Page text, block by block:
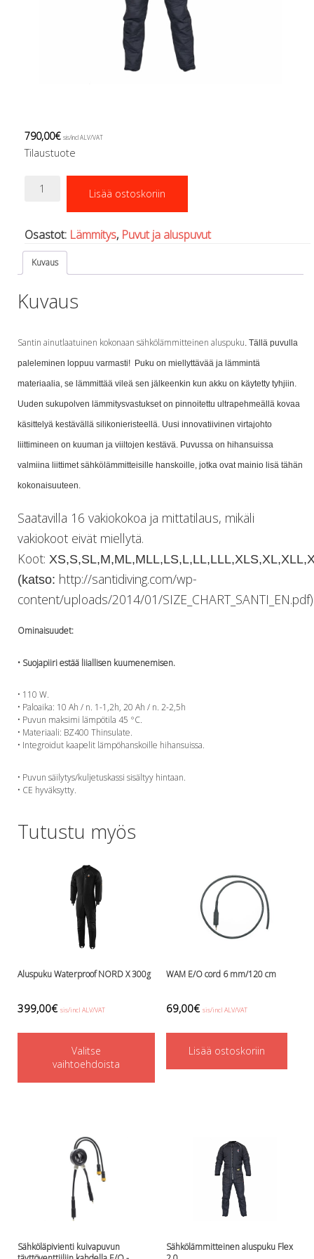
Regulaattorin letkut
Luolakamat
Mittarit ja tietokoneet
Muu aiheeseen liittyvä sälä
Poijut ja nostosäkit
Puukot, leikkurit ja sakset
Reelit, spoolit ja nuolet
Painot ja painovyöt
Pukujen tarvikkeet, hanskat ym.
Mansetit
Tossut, taskut, säärystimet
Venat: täyttö, tyhj. ja P-valvet
Argon-härpäkkeet
Pullot
Pulloventtiilit ja varaosat
Tarvikkeet pulloihin
Tarvikkeet ja varaosat reguihin
Shearwater
Skootterit ja osat
DiveX Cuda/Sierra varaosat
Suex
Snorklaus/perusvälineet
Snorkkelit
Akkukotelot
Käsivalaisimet ja strobot
Wingit, selkälevyt ja tarvikkeet
790,00€ sis/incl ALV/VAT
Tilaustuote
Sähkölämmitteinen
aluspuku
Lisää ostoskoriin
Osastot: Lämmitys, Puvut ja aluspuvut
Kuvaus
Kuvaus
Santin ainutlaatuinen kokonaan sähkölämmitteinen aluspuku. Tällä puvulla
paleleminen loppuu varmasti! Puku on miellyttävää ja lämmintä
materiaalia, se lämmittää vileä sen jälkeenkin kun akku on käytetty tyhjiin.
Uuden sukupolven lämmitysvastukset on pinnoitettu ultrapehmeällä kovaa
käsittelyä kestävällä silikonieristeellä. Uusi innovatiivinen virtajohto
liittimineen on kuuman ja viiltojen kestävä. Puvussa on hihansuissa
valmiina liittimet sähkölämmitteisille hanskoille, jotka ovat mainio lisä tähän
kokonaisuuteen.
Saatavilla 16 vakiokokoa ja mittatilaus, mikäli
vakiokoot eivät miellytä.
Koot:
(katso: http://santidiving.com/wp-
content/uploads/2014/01/SIZE_CHART_SANTI_EN.pdf)
Ominaisuudet:
• Suojapiiri estää liiallisen kuumenemisen.
• 110 W.
• Paloaika: 10 Ah / n. 1-1,2h, 20 Ah / n. 2-2,5h
• Puvun maksimi lämpötila 45 °C.
• Materiaali: BZ400 Thinsulate.
• Integroidut kaapelit lämpöhanskoille hihansuissa.
• Puvun säilytys/kuljetuskassi sisältyy hintaan.
• CE hyväksytty.
Tutustu myös
Aluspuku Waterproof NORD X 300g
399,00€ sis/incl ALV/VAT
Valitse
vaihtoehdoista
This
product
has
WAM E/O cord 6 mm/120 cm
69,00€ sis/incl ALV/VAT
Lisää ostoskoriin
Sähköläpivienti kuivapuvun
Sähkölämmitteinen aluspuku Flex